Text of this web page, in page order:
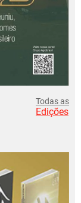
Todas as
Edições